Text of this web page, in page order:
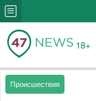
18+
Происшествия